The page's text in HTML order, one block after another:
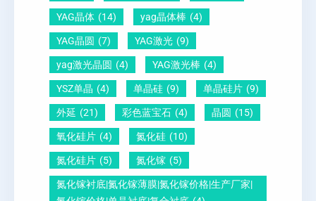
说
明
1
怎
么
测
压
电
晶
圆
钛
铅
晶
YAG晶体 (14) yag晶体棒 (4)
YAG晶圆 (7) YAG激光 (9)
yag激光晶圆 (4) YAG激光棒 (4)
YSZ单晶 (4) 单晶硅 (9) 单晶硅片 (9)
外延 (21) 彩色蓝宝石 (4) 晶圆 (15)
氧化硅片 (4) 氮化硅 (10)
氮化硅片 (5) 氮化镓 (5)
氮化镓衬底|氮化镓薄膜|氮化镓价格|生产厂家|